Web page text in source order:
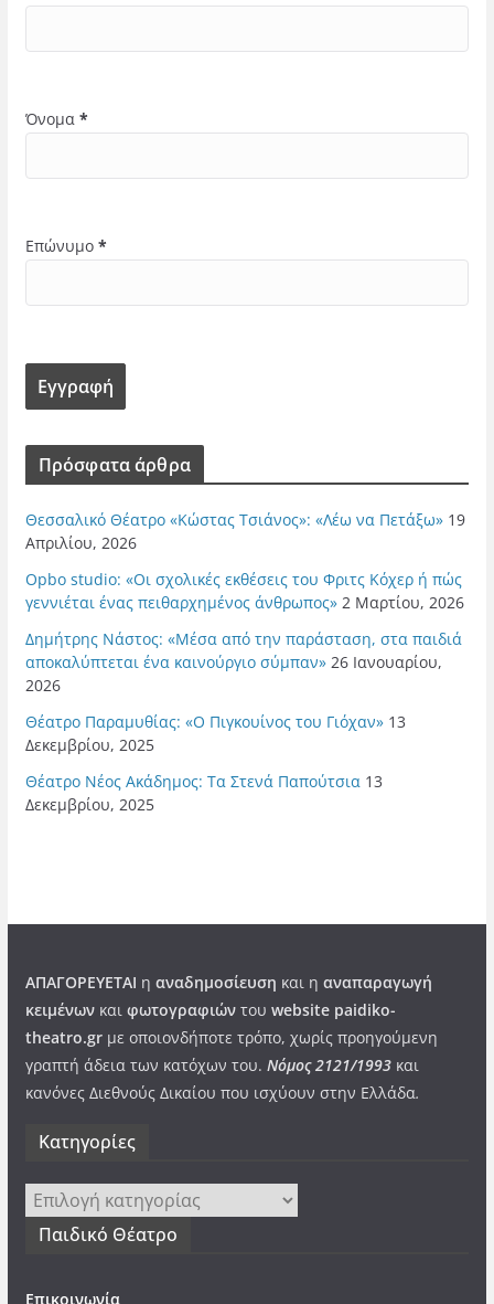
Όνομα *
Επώνυμο *
Πρόσφατα άρθρα
Θεσσαλικό Θέατρο «Κώστας Τσιάνος»: «Λέω να Πετάξω» 19
Απριλίου, 2026
Opbo studio: «Οι σχολικές εκθέσεις του Φριτς Κόχερ ή πώς
γεννιέται ένας πειθαρχημένος άνθρωπος» 2 Μαρτίου, 2026
Δημήτρης Νάστος: «Μέσα από την παράσταση, στα παιδιά
αποκαλύπτεται ένα καινούργιο σύμπαν» 26 Ιανουαρίου,
2026
Θέατρο Παραμυθίας: «Ο Πιγκουίνος του Γιόχαν» 13
Δεκεμβρίου, 2025
Θέατρο Νέος Ακάδημος: Τα Στενά Παπούτσια 13
Δεκεμβρίου, 2025
ΑΠΑΓΟΡΕΥΕΤΑΙ η αναδημοσίευση και η αναπαραγωγή
κειμένωνκαι φωτογραφιώντου website paidiko-
theatro.grμε οποιονδήποτε τρόπο, χωρίς προηγούμενη
γραπτή άδεια των κατόχων του. Νόμος 2121/1993και
κανόνες Διεθνούς Δικαίου που ισχύουν στην Ελλάδα.
Kατηγορίες
Kατηγορίες
Παιδικό Θέατρο
Επικοινωνία